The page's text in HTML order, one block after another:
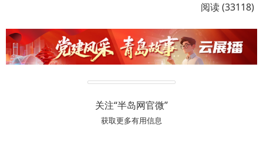
阅读 (33118)
关注“半岛网官微”
获取更多有用信息